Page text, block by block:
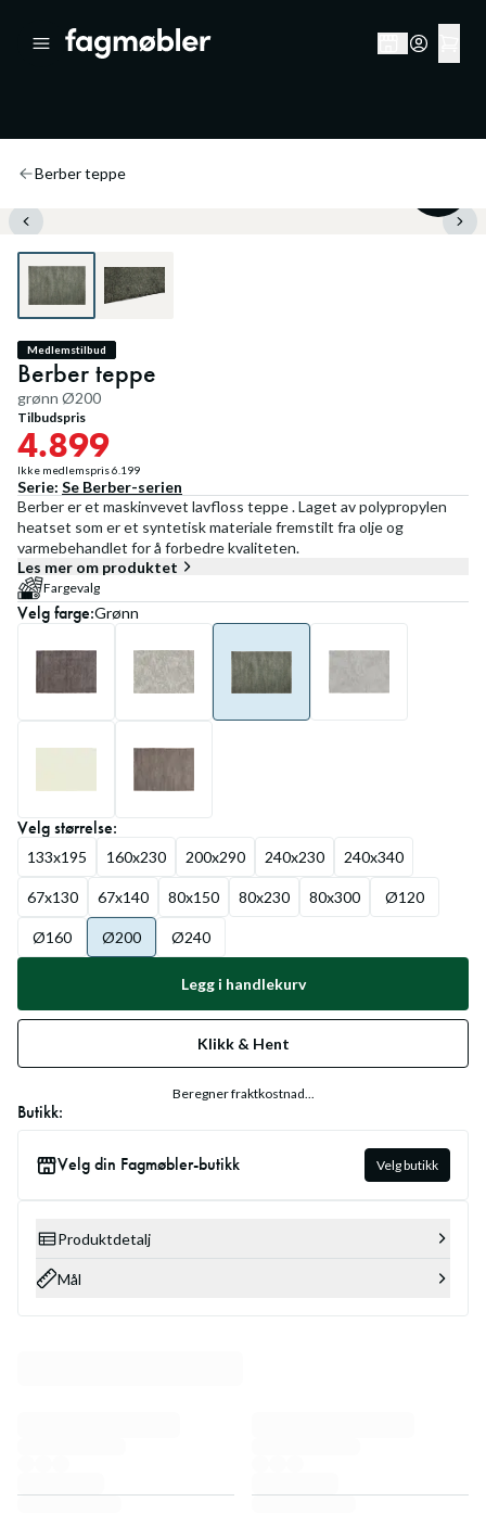
Berber teppe
Medlemstilbud
Berber teppe
grønn Ø200
Tilbudspris
4.899
Ikke medlemspris6.199
Serie: Se Berber-serien
Berber er et maskinvevet lavfloss teppe . Laget av polypropylen
heatset som er et syntetisk materiale fremstilt fra olje og
varmebehandlet for å forbedre kvaliteten.
Les mer om produktet
Fargevalg
Velgfarge:Grønn
Velgstørrelse:
133x195 160x230 200x290 240x230 240x340
67x130 67x140 80x150 80x230 80x300 Ø120
Ø160 Ø200 Ø240
Legg i handlekurv
Klikk & Hent
Beregner fraktkostnad...
Butikk:
Velg din Fagmøbler-butikk Velg butikk
Produktdetalj
Mål